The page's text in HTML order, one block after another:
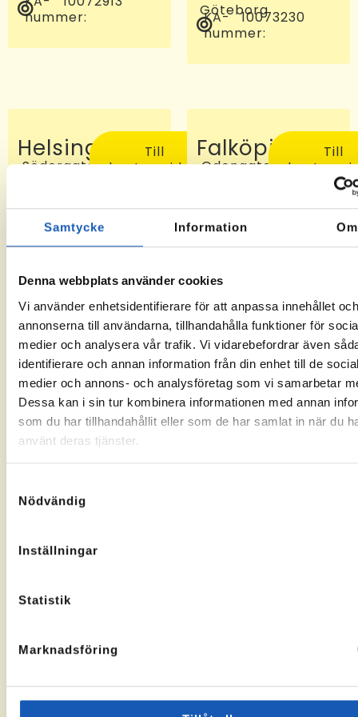
Samtycke Information Om
Denna webbplats använder cookies
Vi använder enhetsidentifierare för att anpassa innehållet och
annonserna till användarna, tillhandahålla funktioner för
medier och analysera vår trafik. Vi vidarebefordrar även
identifierare och annan information från din enhet till de
medier och annons- och analysföretag som vi samarbetar
Dessa kan i sin tur kombinera informationen med annan
som du har tillhandahållit eller som de har samlat in när du
använt deras tjänster.
Nödvändig
Inställningar
Statistik
Marknadsföring
nummer:
Göteborg
KA-
nummer:
10073230
Helsingborg
Södergatan
KA-
nummer:
-6
Till
kontorssidan
Falköping
Odengatan
Falköping
KA-
nummer:
10072810
Till
Sveg
Gränsgatan
17, 842
32 Sveg
KA-
nummer:
10069283
Till
kontorssidan
Tomelilla
Nybogatan
2B, 273
30
Tomelilla
KA-
10073436
Åtvidaberg
Åtvidaberg